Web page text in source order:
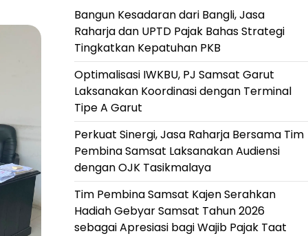
Bangun Kesadaran dari Bangli, Jasa
Raharja dan UPTD Pajak Bahas Strategi
Tingkatkan Kepatuhan PKB
Optimalisasi IWKBU, PJ Samsat Garut
Laksanakan Koordinasi dengan Terminal
Tipe A Garut
Perkuat Sinergi, Jasa Raharja Bersama Tim
Pembina Samsat Laksanakan Audiensi
dengan OJK Tasikmalaya
Tim Pembina Samsat Kajen Serahkan
Hadiah Gebyar Samsat Tahun 2026
sebagai Apresiasi bagi Wajib Pajak Taat